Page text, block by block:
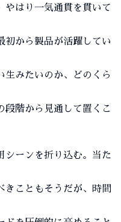
やはり一気通貫を貫いて
初から製品が活躍してい
生みたいのか、どのくら
段階から見通して置くこ
シーンを折り込む。当た
きこともそうだが、時間